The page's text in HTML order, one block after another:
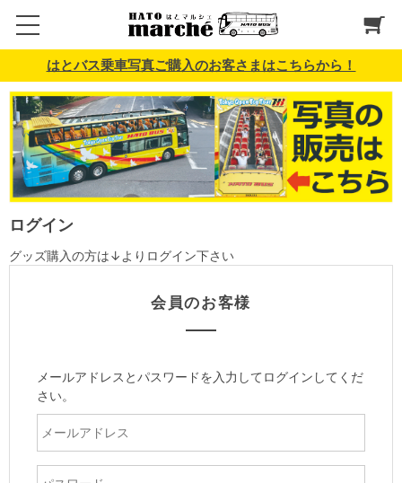
はとバス乗車写真ご購入のお客さまはこちらから！
ログイン
グッズ購入の方は↓よりログイン下さい
会員のお客様
メールアドレスとパスワードを入力してログインしてくだ
さい。